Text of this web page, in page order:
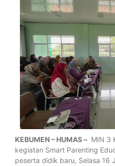
KEBUMEN – HUMAS– MIN 3
kegiatan Smart Parenting
peserta didik baru, Selasa 16